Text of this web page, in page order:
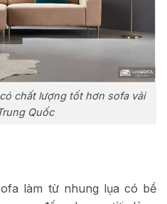
chất lượng tốt hơn sofa vải
Quốc
làm từ nhung lụa có bề